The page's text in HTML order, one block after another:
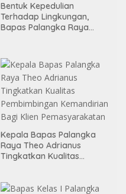
Bentuk Kepedulian
Terhadap Lingkungan,
Bapas Palangka Raya
ke-81
Kepala Bapas Palangka
Raya Theo Adrianus
Tingkatkan Kualitas
Pemasyarakatan